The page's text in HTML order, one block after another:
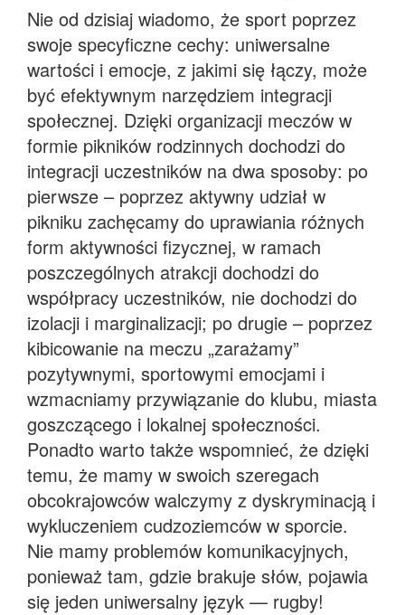
Nie od dzisiaj wiadomo, że sport poprzez
swoje specyficzne cechy: uniwersalne
wartości i emocje, z jakimi się łączy, może
być efektywnym narzędziem integracji
społecznej. Dzięki organizacji meczów w
formie pikników rodzinnych dochodzi do
integracji uczestników na dwa sposoby: po
pierwsze – poprzez aktywny udział w
pikniku zachęcamy do uprawiania różnych
form aktywności fizycznej, w ramach
poszczególnych atrakcji dochodzi do
współpracy uczestników, nie dochodzi do
izolacji i marginalizacji; po drugie – poprzez
kibicowanie na meczu „zarażamy”
pozytywnymi, sportowymi emocjami i
wzmacniamy przywiązanie do klubu, miasta
goszczącego i lokalnej społeczności.
Ponadto warto także wspomnieć, że dzięki
temu, że mamy w swoich szeregach
obcokrajowców walczymy z dyskryminacją i
wykluczeniem cudzoziemców w sporcie.
Nie mamy problemów komunikacyjnych,
ponieważ tam, gdzie brakuje słów, pojawia
się jeden uniwersalny język — rugby!